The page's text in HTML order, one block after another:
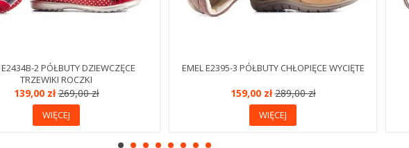
2 PÓŁBUTY DZIEWCZĘCE
TRZEWIKI ROCZKI
139,00 zł269,00 zł
WIĘCEJ
EMEL E2395-3 PÓŁBUTY CHŁOPIĘCE WYCIĘTE
159,00 zł289,00 zł
WIĘCEJ